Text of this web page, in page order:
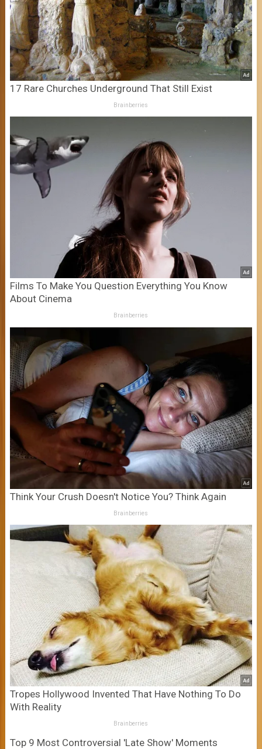
17 Rare Churches Underground That Still Exist
Brainberries
Films To Make You Question Everything You Know
About Cinema
Brainberries
Think Your Crush Doesn't Notice You? Think Again
Brainberries
Tropes Hollywood Invented That Have Nothing To Do
With Reality
Brainberries
Top 9 Most Controversial 'Late Show' Moments